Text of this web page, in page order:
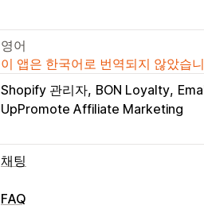
영어
이 앱은 한국어로 번역되지 않았습
Shopify 관리자 BON Loyalty
UpPromote Affiliate Marketing
채팅
실시간 메시지 전달
FAQ